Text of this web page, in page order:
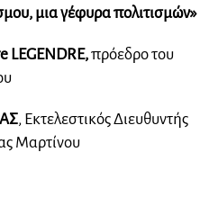
μια γέφυρα πολιτισμών»
LEGENDRE,πρόεδρο του
, Εκτελεστικός Διευθυντής
Μαρτίνου